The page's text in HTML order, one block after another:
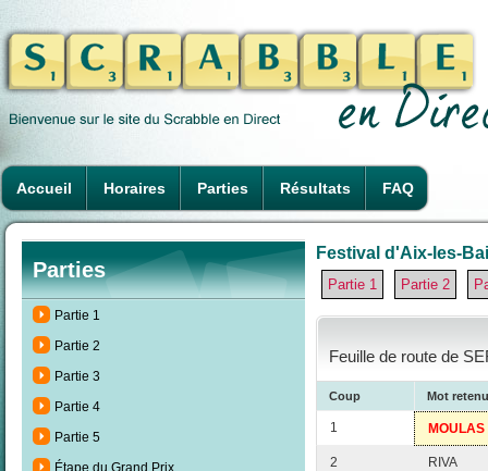
Accueil Horaires Parties Résultats FAQ
Parties
Partie 1
Partie 2
Partie 3
Partie 4
Partie 5
Étape du Grand Prix
Festival d'Aix-les-
Partie 1 Partie 2
Feuille de route de
Coup Mot retenu
1 MOULAS
2 RIVA